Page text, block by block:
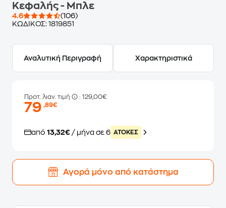
Κεφαλής - Μπλε
4.6
(106)
ΚΩΔΙΚΟΣ: 1819851
Αναλυτική Περιγραφή Χαρακτηριστικά
Προτ. λιαν. τιμή : 129,00€
79,89€
από 13,32€ / μήνα σε 6 ATOKEΣ
Αγορά μόνο από κατάστημα